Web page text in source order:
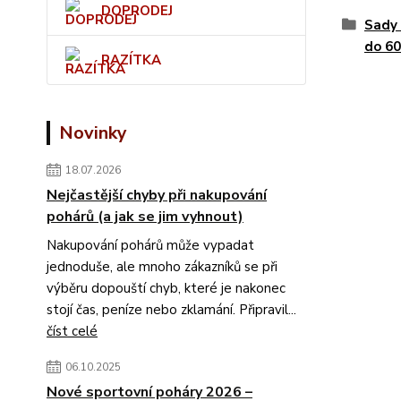
DOPRODEJ
RAZÍTKA
Novinky
18.07.2026
Nejčastější chyby při nakupování
pohárů (a jak se jim vyhnout)
Nakupování pohárů může vypadat
jednoduše, ale mnoho zákazníků se při
výběru dopouští chyb, které je nakonec
stojí čas, peníze nebo zklamání. Připravil...
číst celé
06.10.2025
Nové sportovní poháry 2026 –
do